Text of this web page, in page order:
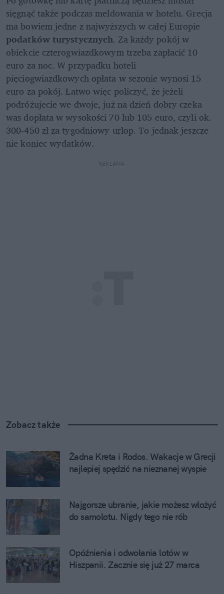
sięgnąć także podczas meldowania w hotelu. Grecja
podatków turystycznych. Za każdy pokój w
obiekcie czterogwiazdkowym trzeba zapłacić 10
euro za noc. W przypadku hoteli
pięciogwiazdkowych opłata w sezonie wynosi 15
euro za pokój. Łatwo więc policzyć, że jeżeli
podróżujecie we dwoje, już na dzień dobry czeka
was dopłata w wysokości 70 lub 105 euro, czyli ok.
300-450 zł za tygodniowy urlop. To jednak jeszcze
nie koniec wydatków.
REKLAMA
Zobacz także
Żadna Kreta i Rodos. Wakacje w Grecji
najlepiej spędzić na nieznanej wyspie
Najgorsze ubranie, jakie możesz włożyć
do samolotu. Nigdy tego nie rób
Opóźnienia i odwołania lotów w
Hiszpanii. Zacznie się już 27 marca